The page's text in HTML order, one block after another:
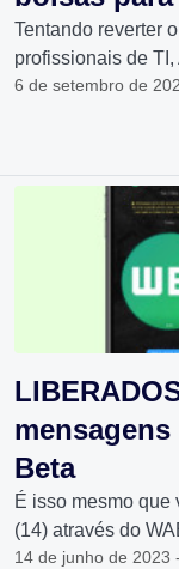
Tentando reverter
profissionais de
6 de setembro de
Beta
É isso mesmo
(14) através do
14 de junho de 2023